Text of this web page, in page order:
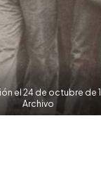
el 24 de octubre de
Archivo